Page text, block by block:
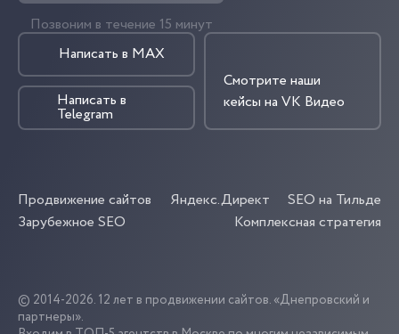
Позвоним в течение 15 минут
Написать в MAX
Написать в
Telegram
Смотрите наши
кейсы на VK Видео
Продвижение сайтов Яндекс.Директ
SEO на Тильде
Зарубежное SEO
Комплексная стратегия
© 2014-2026. 12 лет в продвижении сайтов. «Днепровский и
партнеры».